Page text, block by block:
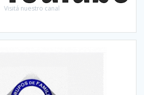
Visitá nuestro canal